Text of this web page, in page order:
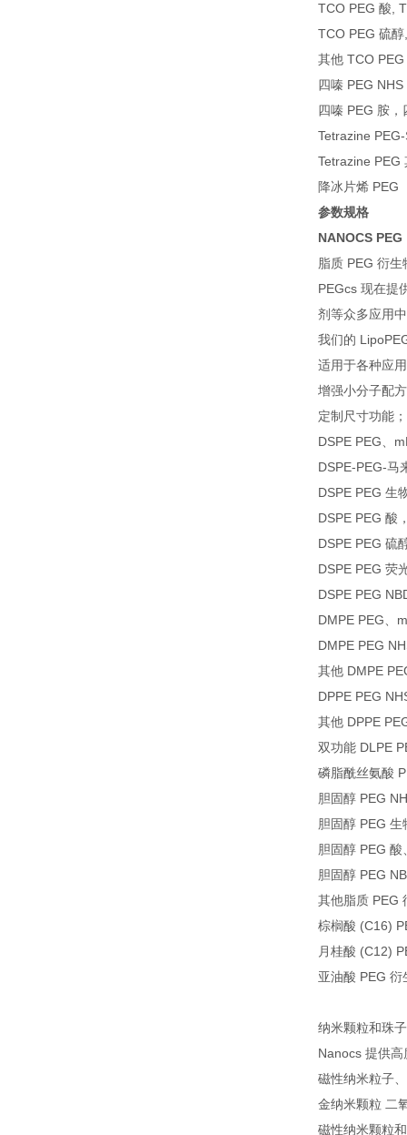
TCO PEG 酸,
TCO PEG 硫
其他 TCO
四嗪 PEG
四嗪 PEG 胺
Tetrazine
Tetrazine PEG
降冰片烯 PEG
参数规格
NANOCS PEG
脂质 PEG 衍生
PEGcs 现在提
剂等众多应用
我们的
适用于各种应
增强小分子配
定制尺寸功能；
DSPE PEG、
DSPE-PEG-马
DSPE PEG 生
DSPE PEG 酸
DSPE PEG 硫
DSPE PEG 荧
DSPE PEG
DMPE PEG、
DMPE PEG
其他 DMPE
DPPE PEG
其他 DPPE
双功能 DLPE
磷脂酰丝氨酸
胆固醇 PEG
胆固醇 PEG
胆固醇 PEG
胆固醇 PEG
其他脂质 PEG
棕榈酸 (C16)
月桂酸 (C12)
亚油酸 PEG
纳米颗粒和珠子
Nanocs 提供
磁性纳米粒子
金纳米颗粒 二
磁性纳米颗粒